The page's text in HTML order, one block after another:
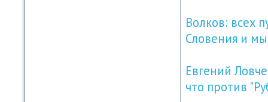
Волков: всех
Словения и
Евгений
что против